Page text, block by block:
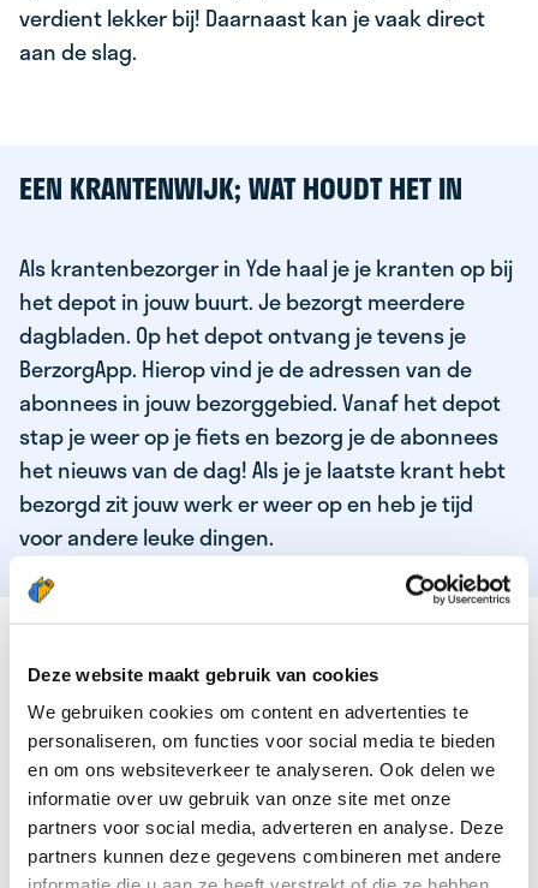
Deze website maakt gebruik van cookies
We gebruiken cookies om content en advertenties te
personaliseren, om functies voor social media te bieden
en om ons websiteverkeer te analyseren. Ook delen we
informatie over uw gebruik van onze site met onze
partners voor social media, adverteren en analyse. Deze
partners kunnen deze gegevens combineren met andere
verdient lekker bij! Daarnaast kan je vaak direct
aan de slag.
EEN KRANTENWIJK; WAT HOUDT HET IN
Als krantenbezorger in Yde haal je je kranten op bij
het depot in jouw buurt. Je bezorgt meerdere
dagbladen. Op het depot ontvang je tevens je
BerzorgApp. Hierop vind je de adressen van de
abonnees in jouw bezorggebied. Vanaf het depot
stap je weer op je fiets en bezorg je de abonnees
het nieuws van de dag! Als je je laatste krant hebt
bezorgd zit jouw werk er weer op en heb je tijd
voor andere leuke dingen.
DEZE KWALITEITEN HEEFT ONZE TOP
KRANTENBEZORGER
Je bent verantwoordelijk en zelfstandig
Je houdt van lekker bewegen in de frisse lucht
Je houdt vooral van fijn werk dat lekker bijverdient!
Je wordt blij van het bezorgen van het laatste nieuws